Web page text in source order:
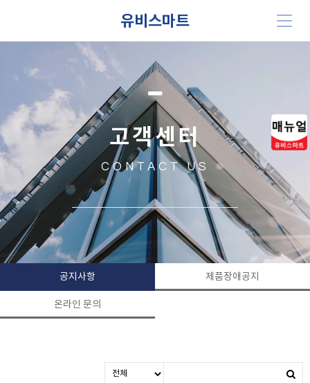
유비스마트
고객센터
CONTACT US
공지사항 제품장애공지
온라인 문의